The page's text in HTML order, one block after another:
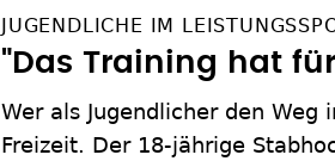
JUGENDLICHE IM
"Das Training hat
Wer als Jugendlicher den
Freizeit. Der 18-jährige